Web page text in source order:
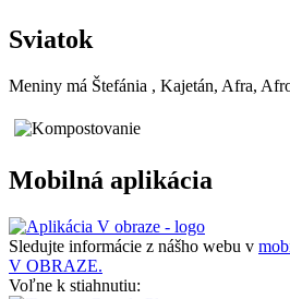
Sviatok
Meniny má Štefánia , Kajetán, Afra,
Mobilná aplikácia
Sledujte informácie z nášho webu v
V OBRAZE.
Voľne k stiahnutiu: